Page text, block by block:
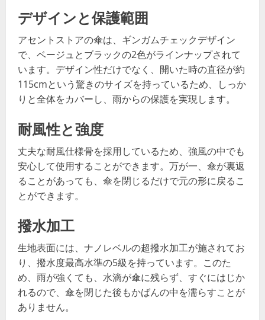
デザインと保護範囲
アセントストアの傘は、ギンガムチェックデザイン
で、ベージュとブラックの2色がラインナップされて
います。デザイン性だけでなく、開いた時の直径が約
115cmという驚きのサイズを持っているため、しっか
りと全体をカバーし、雨からの保護を実現します。
耐風性と強度
丈夫な耐風仕様骨を採用しているため、強風の中でも
安心して使用することができます。万が一、傘が裏返
ることがあっても、傘を閉じるだけで元の形に戻るこ
とができます。
撥水加工
生地表面には、ナノレベルの超撥水加工が施されてお
り、撥水度最高水準の5級を持っています。このた
め、雨が強くても、水滴が傘に残らず、すぐにはじか
れるので、傘を閉じた後もかばんの中を濡らすことが
ありません。